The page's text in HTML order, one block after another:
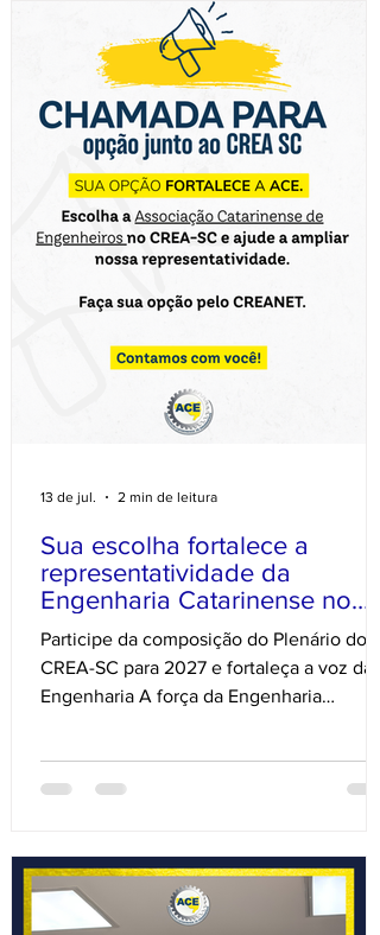
acompanhar as pautas que impactam
diretamente o exercício profissional e
contribuir para o desenvolvimento da
Engenharia em Santa Catarina. A ACE
segue presente, participativa e
Sua escolha fortalece a
representatividade da
Engenharia Catarinense no
CREA-SC
Participe da composição do Plenário do
CREA-SC para 2027 e fortaleça a voz da
Engenharia A força da Engenharia
simples pode fazer toda a diferença na
Associação Catarinense de Engenheiros
(ACE), Eng. Abelardo, convida todos os
profissionais registrados no Sistema
13 de jul. 2 min de leitura